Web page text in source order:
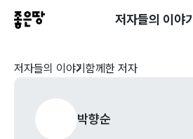
저자들의 이야기
저자들의 이야기 함께한 저자
박향순